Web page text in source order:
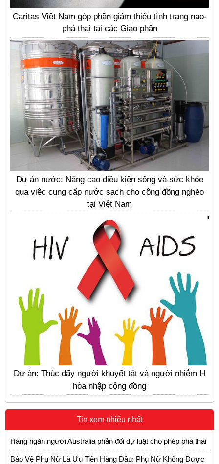
Caritas Việt Nam góp phần giảm thiểu tình trạng nạo-
phá thai tại các Giáo phận
Dự án nước: Nâng cao điều kiện sống và sức khỏe
qua việc cung cấp nước sạch cho cộng đồng nghèo
tại Việt Nam
Dự án: Thúc đẩy người khuyết tật và người nhiễm H
hòa nhập cộng đồng
Tin xem nhiều nhất
Hàng ngàn người Australia phản đối dự luật cho phép phá thai
Bảo Vệ Phụ Nữ Là Ưu Tiên Hàng Đầu: Phụ Nữ Không Được